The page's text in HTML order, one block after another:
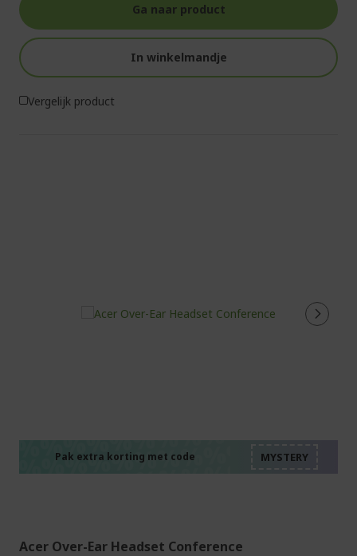
Ga naar product
In winkelmandje
Vergelijk product
Pak extra korting met code
Acer Over-Ear Headset Conference